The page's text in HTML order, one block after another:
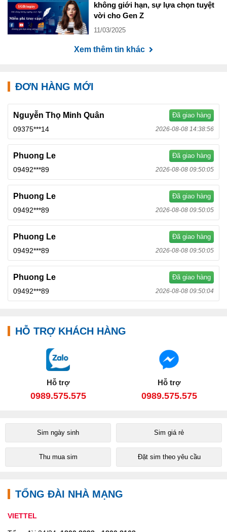
không giới hạn, sự lựa chọn tuyệt
vời cho Gen Z
11/03/2025
Xem thêm tin khác
ĐƠN HÀNG MỚI
Nguyễn Thọ Minh Quân Đã giao hàng
09375***14 2026-08-08 14:38:56
Phuong Le Đã giao hàng
09492***89 2026-08-08 09:50:05
Phuong Le Đã giao hàng
09492***89 2026-08-08 09:50:05
Phuong Le Đã giao hàng
09492***89 2026-08-08 09:50:05
Phuong Le Đã giao hàng
09492***89 2026-08-08 09:50:04
HỖ TRỢ KHÁCH HÀNG
Hỗ trợ
0989.575.575
Hỗ trợ
0989.575.575
Sim ngày sinh Sim giá rẻ
Thu mua sim Đặt sim theo yêu cầu
TỔNG ĐÀI NHÀ MẠNG
VIETTEL